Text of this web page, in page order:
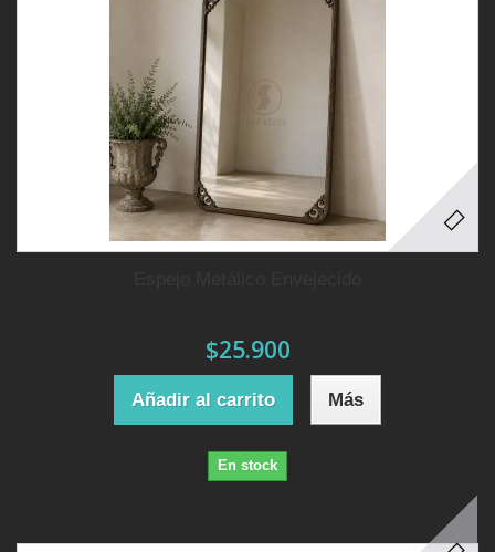
$25.900
Añadir al carrito Más
En stock